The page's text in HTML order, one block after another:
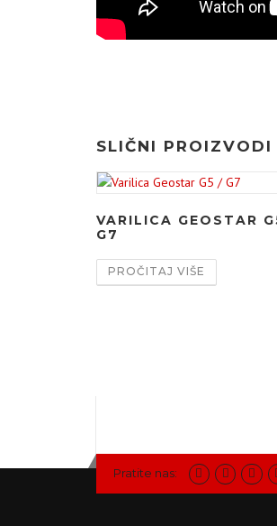
SLIČNI PROIZVODI
VARILICA GEOSTAR
G7
PROČITAJ VIŠE
Pratite nas: